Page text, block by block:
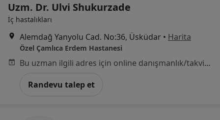
Uzm. Dr. Ulvi Shukurzade
İç hastalıkları
Alemdağ Yanyolu Cad. No:36, Üsküdar • Harita
Özel Çamlıca Erdem Hastanesi
Bu uzman ilgili adres için online danışmanlık/takvim sunmuyor.
Randevu talep et